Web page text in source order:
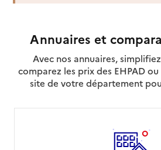
Annuaires et
Avec nos annuaires,
comparez les prix des EHPAD
site de votre département